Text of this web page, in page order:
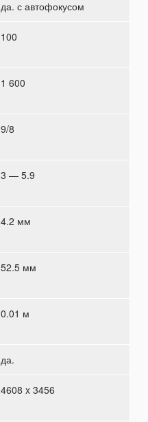
да. с автофокусом
100
1 600
9/8
3 — 5.9
4.2 мм
52.5 мм
0.01 м
да.
4608 x 3456